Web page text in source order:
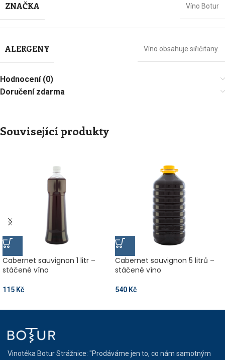
ZNAČKA Víno Botur
ALERGENY Víno obsahuje siřičitany.
Hodnocení (0)
Doručení zdarma
Související produkty
Cabernet sauvignon 1 litr –
stáčené víno
115 Kč
Cabernet sauvignon 5 litrů –
stáčené víno
540 Kč
Vinotéka Botur Strážnice: "Prodáváme jen to, co nám samotným